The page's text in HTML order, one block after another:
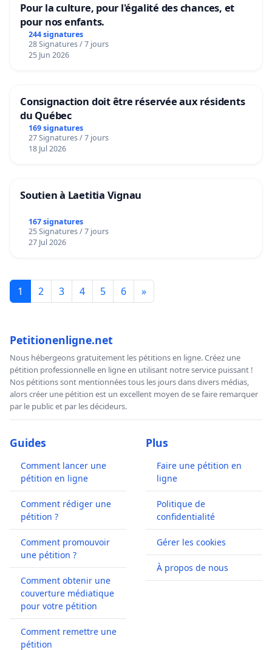
Pour la culture, pour l'égalité des chances, et
pour nos enfants.
244 signatures
28 Signatures / 7 jours
25 Jun 2026
Consignaction doit être réservée aux résidents
du Québec
169 signatures
27 Signatures / 7 jours
18 Jul 2026
Soutien à Laetitia Vignau
167 signatures
25 Signatures / 7 jours
27 Jul 2026
1 2 3 4 5 6 »
Petitionenligne.net
Nous hébergeons gratuitement les pétitions en ligne. Créez une
pétition professionnelle en ligne en utilisant notre service puissant !
Nos pétitions sont mentionnées tous les jours dans divers médias,
alors créer une pétition est un excellent moyen de se faire remarquer
par le public et par les décideurs.
Guides
Comment lancer une
pétition en ligne
Comment rédiger une
pétition ?
Comment promouvoir
une pétition ?
Comment obtenir une
couverture médiatique
pour votre pétition
Comment remettre une
pétition
Plus
Faire une pétition en
ligne
Politique de
confidentialité
Gérer les cookies
À propos de nous